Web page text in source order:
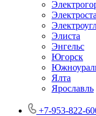
Элиста
Энгельс
Югорск
Ялта
Ярославль
+7-953-822-